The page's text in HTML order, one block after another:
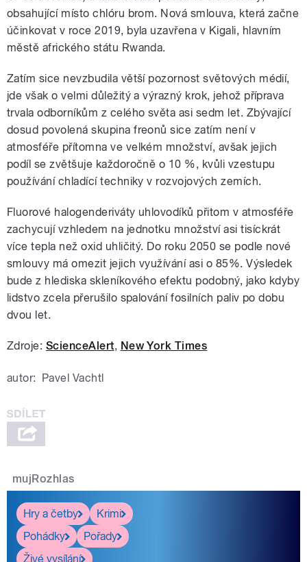
obsahující místo chlóru brom. Nová smlouva, která začne
účinkovat v roce 2019, byla uzavřena v Kigali, hlavním
městě afrického státu Rwanda.
Zatím sice nevzbudila větší pozornost světových médií,
jde však o velmi důležitý a výrazný krok, jehož příprava
trvala odborníkům z celého světa asi sedm let. Zbývající
dosud povolená skupina freonů sice zatím není v
atmosféře přítomna ve velkém množství, avšak jejich
podíl se zvětšuje každoročně o 10 %, kvůli vzestupu
používání chladící techniky v rozvojových zemích.
Fluorové halogenderiváty uhlovodíků přitom v atmosféře
zachycují vzhledem na jednotku množství asi tisíckrát
více tepla než oxid uhličitý. Do roku 2050 se podle nové
smlouvy má omezit jejich využívání asi o 85%. Výsledek
bude z hlediska skleníkového efektu podobný, jako kdyby
lidstvo zcela přerušilo spalování fosilních paliv po dobu
dvou let.
Zdroje: ScienceAlert, New York Times
autor: Pavel Vachtl
mujRozhlas
Hry a četby
Krimi
Pohádky
Pořady
Živé vysílání